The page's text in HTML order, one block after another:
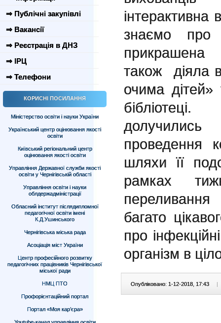
⇒ Публічні закупівлі
⇒ Вакансії
⇒ Реєстрація в ДНЗ
⇒ ІРЦ
⇒ Телефони
КОРИСНІ ПОСИЛАННЯ
Міністерство освіти і науки України
Український центр оцінювання якості
освіти
Київський регіональний центр
оцінювання якості освіти
Управління Державної служби якості
освіти у Чернігівській області
Управління освіти і науки
облдержадміністрації
Обласний інститут післядипломної
педагогічної освіти імені
К.Д.Ушинського
Чернігівська міська рада
Асоціація міст України
Центр професійного розвитку
педагогічних працівників Чернігівської
міської ради
НМЦ ПТО
Профорієнтаційний портал
Портал «Моя кар’єра»
знаємо
прикрашена
також діяла
очима дітей»
проведення
шляхи її
рамках
багато
про
організм в
Опубліковано: 1-12-2018, 17:43 |